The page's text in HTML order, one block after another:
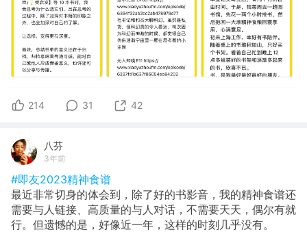
214 31 42
八芬
3年前
#即友2023精神食谱
最近非常切身的体会到，除了好的书影音，我的精神食谱还
需要与人链接、高质量的与人对话，不需要天天，偶尔有就
行。但遗憾的是，好像近一年，这样的时刻几乎没有。